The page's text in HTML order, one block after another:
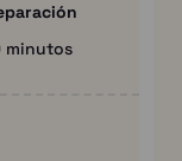
minutos